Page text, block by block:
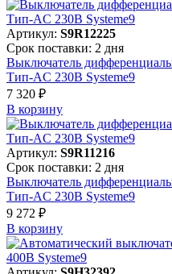
Артикул: S9R12225
Срок поставки: 2 дня
Выключатель
Тип-AC 230В Systeme9
7 320 ₽
В корзинy
Артикул: S9R11216
Срок поставки: 2 дня
Выключатель
Тип-AC 230В Systeme9
9 272 ₽
В корзинy